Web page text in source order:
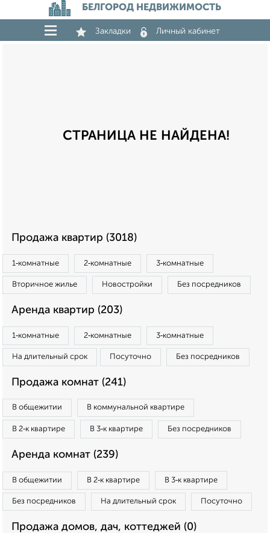
БЕЛГОРОД НЕДВИЖИМОСТЬ
Закладки Личный кабинет
СТРАНИЦА НЕ НАЙДЕНА!
Продажа квартир (3018)
1‑комнатные 2‑комнатные 3‑комнатные
Вторичное жилье Новостройки Без посредников
Аренда квартир (203)
1‑комнатные 2‑комнатные 3‑комнатные
На длительный срок Посуточно Без посредников
Продажа комнат (241)
В общежитии В коммунальной квартире
В 2‑к квартире В 3‑к квартире Без посредников
Аренда комнат (239)
В общежитии В 2‑к квартире В 3‑к квартире
Без посредников На длительный срок Посуточно
Продажа домов, дач, коттеджей (0)